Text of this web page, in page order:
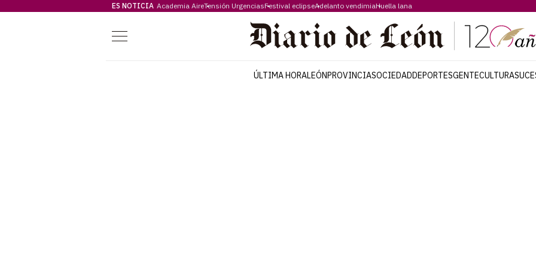
ES NOTICIA Academia AireTensión UrgenciasFestival eclipseAdelanto vendimiaHuella lana
Menú
ÚLTIMA HORALEÓNPROVINCIASOCIEDADDEPORTESGENTECULTURA